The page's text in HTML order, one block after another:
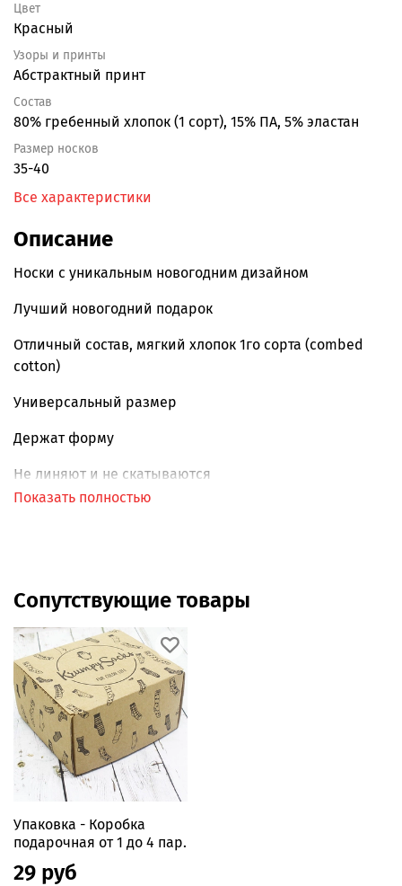
Цвет
Красный
Узоры и принты
Абстрактный принт
Состав
80% гребенный хлопок (1 сорт), 15% ПА, 5% эластан
Размер носков
35-40
Все характеристики
Описание
Носки с уникальным новогодним дизайном
Лучший новогодний подарок
Отличный состав, мягкий хлопок 1го сорта (combed
cotton)
Универсальный размер
Держат форму
Не линяют и не скатываются
Показать полностью
Сопутствующие товары
Упаковка - Коробка
подарочная от 1 до 4 пар.
29 руб